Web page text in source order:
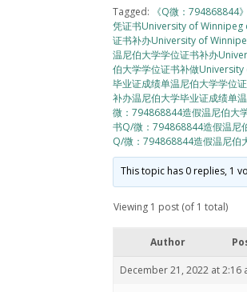
Tagged:
《Q微：794868844
凭证书University of
证书补办University of
温尼伯大学学位证书补办
伯大学学位证书补做
毕业证成绩单温尼伯大学学
补办温尼伯大学毕业证成绩单
微：794868844造假温尼伯
书Q/微：794868844造假温
Q/微：794868844造假温尼
This topic has 0 replies, 1
Viewing 1 post (of 1 total)
Author
December 21, 2022 at 2:16